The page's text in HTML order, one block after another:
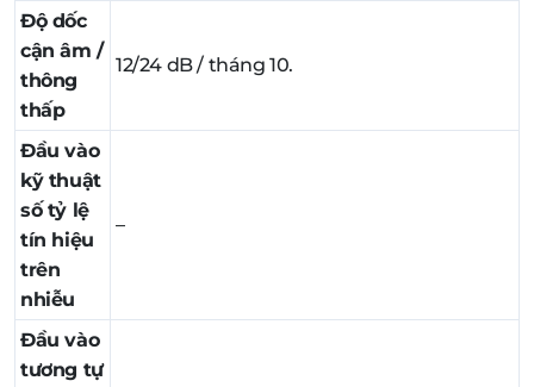
Độ dốc
cận âm /
thông
thấp
12/24 dB / tháng 10.
Đầu vào
kỹ thuật
số tỷ lệ
tín hiệu
trên
nhiễu
–
Đầu vào
tương tự